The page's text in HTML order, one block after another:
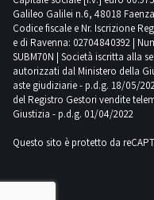
Galileo Galilei n.6, 48018
Codice fiscale e Nr. Iscrizione
e di Ravenna: 02704840392 |
SUBM70N | Società iscritta alla
autorizzati dal Ministero della
aste giudiziarie - p.d.g. 18/05/
del Registro Gestori vendite
Giustizia - p.d.g. 01/04/2022
Questo sito è protetto da